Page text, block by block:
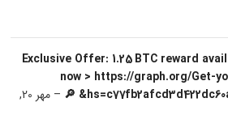
🔎 🎁 Exclusive Offer: 1.25 BTC reward
now > https://graph.org/Get-
–
مهر 20,